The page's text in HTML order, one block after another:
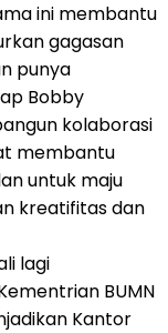
ini membantu
gagasan
punya
Bobby
kolaborasi
membantu
untuk maju
kreatifitas dan
lagi
BUMN
Kantor